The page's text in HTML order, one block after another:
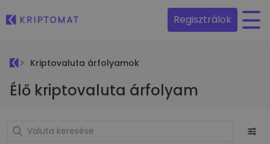
Regisztrálok
Kriptovaluta árfolyamok
Élő kriptovaluta árfolyam